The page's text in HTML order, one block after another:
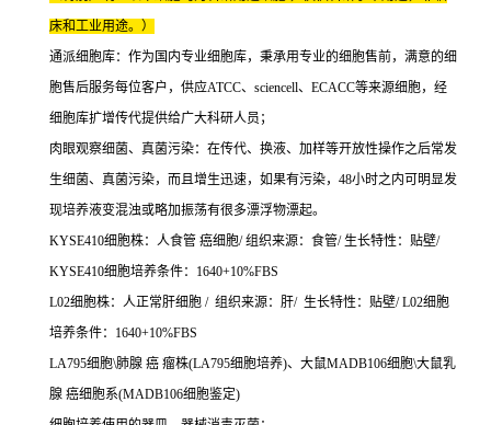
床和工业用途。）
通派细胞库：作为国内专业细胞库，秉承用专业的细胞售前，满意的细
胞售后服务每位客户，供应ATCC、sciencell、ECACC等来源细胞，经
细胞库扩增传代提供给广大科研人员；
肉眼观察细菌、真菌污染：在传代、换液、加样等开放性操作之后常发
生细菌、真菌污染，而且增生迅速，如果有污染，48小时之内可明显发
现培养液变混浊或略加振荡有很多漂浮物漂起。
KYSE410细胞株：人食管 癌细胞/ 组织来源：食管/ 生长特性：贴壁/
KYSE410细胞培养条件：1640+10%FBS
L02细胞株：人正常肝细胞 / 组织来源：肝/ 生长特性：贴壁/ L02细胞
培养条件：1640+10%FBS
LA795细胞\肺腺 癌 瘤株(LA795细胞培养)、大鼠MADB106细胞\大鼠乳
腺 癌细胞系(MADB106细胞鉴定)